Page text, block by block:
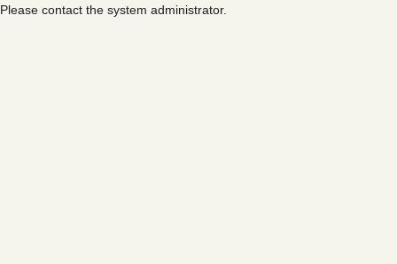
Please contact the system administrator.